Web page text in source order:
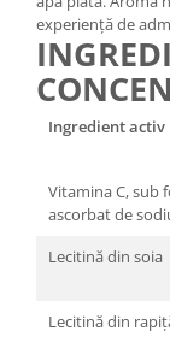
experiență de
Ingredient activ
Vitamina C, sub
ascorbat de
Lecitină din soia
Lecitină din